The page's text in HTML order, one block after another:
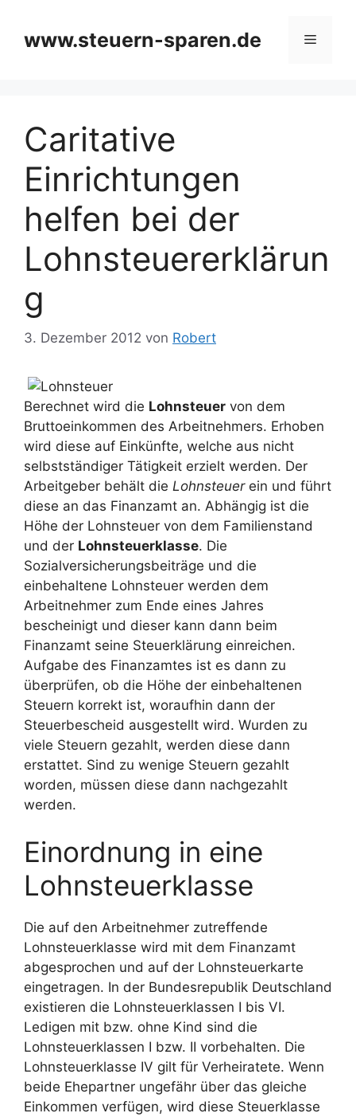
springen
www.steuern-sparen.de Menü
Caritative
Einrichtungen
helfen bei der
Lohnsteuererklärun
g
3. Dezember 2012 von Robert
Berechnet wird die Lohnsteuer von dem
Bruttoeinkommen des Arbeitnehmers. Erhoben
wird diese auf Einkünfte, welche aus nicht
selbstständiger Tätigkeit erzielt werden. Der
Arbeitgeber behält die Lohnsteuerein und führt
diese an das Finanzamt an. Abhängig ist die
Höhe der Lohnsteuer von dem Familienstand
und der Lohnsteuerklasse. Die
Sozialversicherungsbeiträge und die
einbehaltene Lohnsteuer werden dem
Arbeitnehmer zum Ende eines Jahres
bescheinigt und dieser kann dann beim
Finanzamt seine Steuerklärung einreichen.
Aufgabe des Finanzamtes ist es dann zu
überprüfen, ob die Höhe der einbehaltenen
Steuern korrekt ist, woraufhin dann der
Steuerbescheid ausgestellt wird. Wurden zu
viele Steuern gezahlt, werden diese dann
erstattet. Sind zu wenige Steuern gezahlt
worden, müssen diese dann nachgezahlt
werden.
Einordnung in eine
Lohnsteuerklasse
Die auf den Arbeitnehmer zutreffende
Lohnsteuerklasse wird mit dem Finanzamt
abgesprochen und auf der Lohnsteuerkarte
eingetragen. In der Bundesrepublik Deutschland
existieren die Lohnsteuerklassen I bis VI.
Ledigen mit bzw. ohne Kind sind die
Lohnsteuerklassen I bzw. II vorbehalten. Die
Lohnsteuerklasse IV gilt für Verheiratete. Wenn
beide Ehepartner ungefähr über das gleiche
Einkommen verfügen, wird diese Steuerklasse